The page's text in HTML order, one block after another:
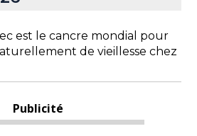
est le cancre mondial pour
de vieillesse chez
Publicité